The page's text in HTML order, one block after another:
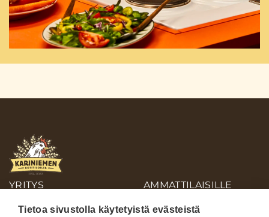
YRITYS
AMMATTILAISILLE
AINEISTOPANKKI
Tietoa sivustolla käytetyistä evästeistä